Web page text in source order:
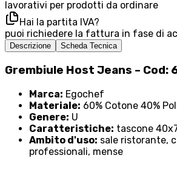
lavorativi per prodotti da ordinare
Hai la partita IVA?
puoi richiedere la fattura in fase di
Descrizione Scheda Tecnica
Grembiule Host Jeans – Cod:
Marca: Egochef
Materiale: 60% Cotone 40%
Genere: U
Caratteristiche: tascone
Ambito d'uso: sale ristorante,
professionali, mense